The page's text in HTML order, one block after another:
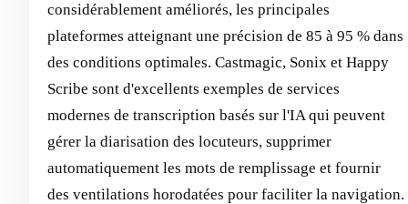
considérablement améliorés, les principales
plateformes atteignant une précision de 85 à 95 % dans
des conditions optimales. Castmagic, Sonix et Happy
Scribe sont d'excellents exemples de services
modernes de transcription basés sur l'IA qui peuvent
gérer la diarisation des locuteurs, supprimer
automatiquement les mots de remplissage et fournir
des ventilations horodatées pour faciliter la navigation.